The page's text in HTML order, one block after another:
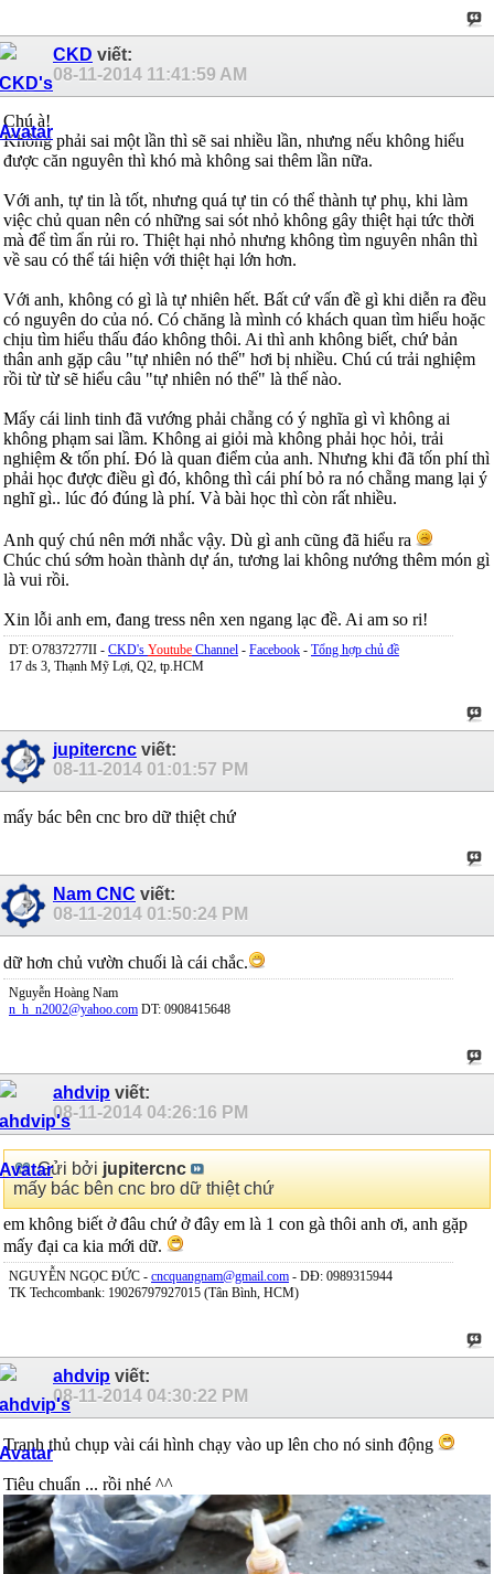
CKD viết:
08-11-2014 11:41:59 AM
Chú à!
Không phải sai một lần thì sẽ sai nhiều lần, nhưng nếu không hiểu
được căn nguyên thì khó mà không sai thêm lần nữa.
Với anh, tự tin là tốt, nhưng quá tự tin có thể thành tự phụ, khi làm
việc chủ quan nên có những sai sót nhỏ không gây thiệt hại tức thời
mà để tìm ẩn rủi ro. Thiệt hại nhỏ nhưng không tìm nguyên nhân thì
về sau có thể tái hiện với thiệt hại lớn hơn.
Với anh, không có gì là tự nhiên hết. Bất cứ vấn đề gì khi diễn ra đều
có nguyên do của nó. Có chăng là mình có khách quan tìm hiểu hoặc
chịu tìm hiểu thấu đáo không thôi. Ai thì anh không biết, chứ bản
thân anh gặp câu "tự nhiên nó thế" hơi bị nhiều. Chú cú trải nghiệm
rồi từ từ sẽ hiểu câu "tự nhiên nó thế" là thế nào.
Mấy cái linh tinh đã vướng phải chẵng có ý nghĩa gì vì không ai
không phạm sai lầm. Không ai giỏi mà không phải học hỏi, trải
nghiệm & tốn phí. Đó là quan điểm của anh. Nhưng khi đã tốn phí thì
phải học được điều gì đó, không thì cái phí bỏ ra nó chẵng mang lại ý
nghĩ gì.. lúc đó đúng là phí. Và bài học thì còn rất nhiều.
Anh quý chú nên mới nhắc vậy. Dù gì anh cũng đã hiểu ra
Chúc chú sớm hoàn thành dự án, tương lai không nướng thêm món gì
là vui rồi.
Xin lỗi anh em, đang tress nên xen ngang lạc đề. Ai am so ri!
DT: O7837277II - CKD's Youtube Channel - Facebook - Tổng hợp chủ đề
17 ds 3, Thạnh Mỹ Lợi, Q2, tp.HCM
jupitercnc viết:
08-11-2014 01:01:57 PM
mấy bác bên cnc bro dữ thiệt chứ
Nam CNC viết:
08-11-2014 01:50:24 PM
dữ hơn chủ vườn chuối là cái chắc.
Nguyễn Hoàng Nam
n_h_n2002@yahoo.com DT: 0908415648
ahdvip viết:
08-11-2014 04:26:16 PM
Gửi bởi jupitercnc
mấy bác bên cnc bro dữ thiệt chứ
em không biết ở đâu chứ ở đây em là 1 con gà thôi anh ơi, anh gặp
mấy đại ca kia mới dữ.
NGUYỄN NGỌC ĐỨC - cncquangnam@gmail.com - DĐ: 0989315944
TK Techcombank: 19026797927015 (Tân Bình, HCM)
ahdvip viết:
08-11-2014 04:30:22 PM
Tranh thủ chụp vài cái hình chạy vào up lên cho nó sinh động
Tiêu chuẩn ... rồi nhé ^^